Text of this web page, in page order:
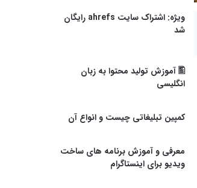
ویژه: اشتراک سایت ahrefs رایگان
شد
🖺 آموزش تولید محتوا به زبان
انگلیسی
کمپین تبلیغاتی چیست و انواع آن
معرفی و آموزش برنامه های ساخت
ویدیو برای اینستاگرام